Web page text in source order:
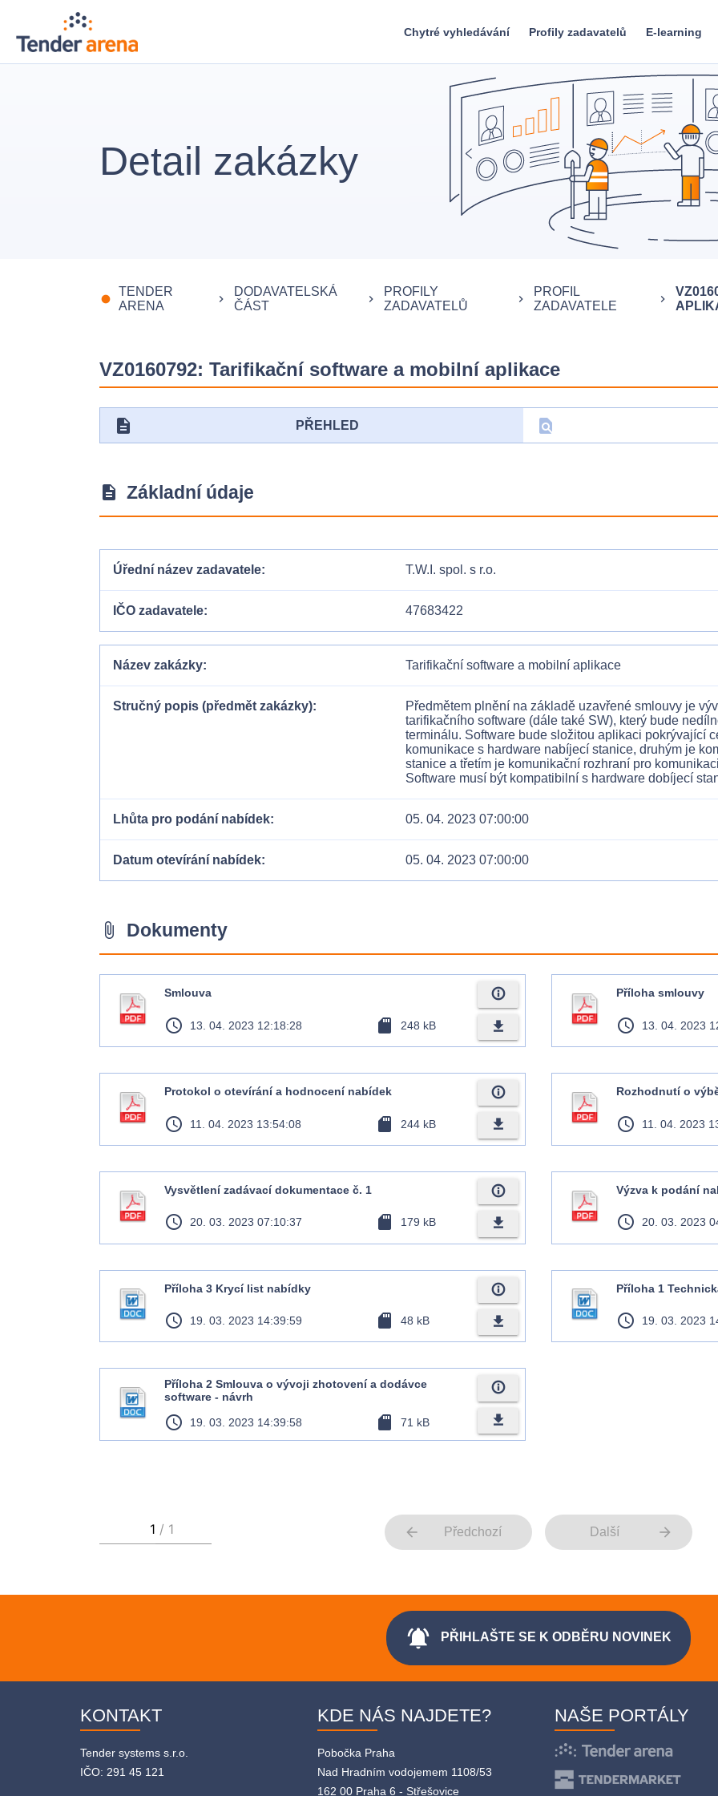
Chytré vyhledávání Profily zadavatelů E-learning
Detail zakázky
fiber_manual_record
TENDER
ARENA
keyboard_arrow_right
DODAVATELSKÁ
ČÁST
keyboard_arrow_right
PROFILY
ZADAVATELŮ
keyboard_arrow_right
PROFIL
ZADAVATELE
keyboard_arrow_right
VZ0160792: Tarifikační software a mobilní aplikace
description PŘEHLED find_in_page
description Základní údaje
Úřední název zadavatele T.W.I. spol. s r.o.
IČO zadavatele 47683422
Název zakázky Tarifikační software a mobilní aplikace
Stručný popis (předmět zakázky)
Předmětem plnění na základě uzavřené smlouvy je
tarifikačního software (dále také SW), který bude
terminálu. Software bude složitou aplikaci pokrývající
komunikace s hardware nabíjecí stanice, druhým je
stanice a třetím je komunikační rozhraní pro
Lhůta pro podání nabídek 05. 04. 2023 07:00:00
Datum otevírání nabídek 05. 04. 2023 07:00:00
attach_file Dokumenty
Smlouva
access_time 13. 04. 2023 12:18:28 sd_card 248 kB
info_outline
file_download
Příloha smlouvy
access_time 13. 04. 2023
Protokol o otevírání a hodnocení nabídek
access_time 11. 04. 2023 13:54:08 sd_card 244 kB
info_outline
file_download
Rozhodnutí o
access_time 11. 04. 2023
Vysvětlení zadávací dokumentace č. 1
access_time 20. 03. 2023 07:10:37 sd_card 179 kB
info_outline
file_download
Výzva k podání
access_time 20. 03. 2023
Příloha 3 Krycí list nabídky
access_time 19. 03. 2023 14:39:59 sd_card 48 kB
info_outline
file_download
Příloha 1
access_time 19. 03. 2023
Příloha 2 Smlouva o vývoji zhotovení a dodávce
software - návrh
access_time 19. 03. 2023 14:39:58 sd_card 71 kB
info_outline
file_download
arrow_back Předchozí Další arrow_forward
notifications_active PŘIHLAŠTE SE K ODBĚRU NOVINEK
KONTAKT
Tender systems s.r.o.
IČO: 291 45 121
KDE NÁS NAJDETE?
Pobočka Praha
Nad Hradním vodojemem 1108/53
162 00 Praha 6 - Střešovice
NAŠE PORTÁLY